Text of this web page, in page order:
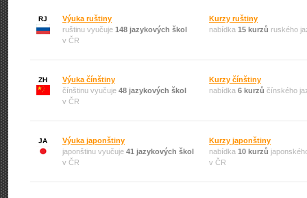
RJ
Výuka ruštiny
ruštinu vyučuje 148 jazykových škol
v ČR
Kurzy ruštiny
nabídka 15 kurzů ruského
ZH
Výuka čínštiny
čínštinu vyučuje 48 jazykových škol
v ČR
Kurzy čínštiny
nabídka 6 kurzů čínského
JA
Výuka japonštiny
japonštinu vyučuje 41 jazykových škol
v ČR
Kurzy japonštiny
nabídka 10 kurzů
v ČR